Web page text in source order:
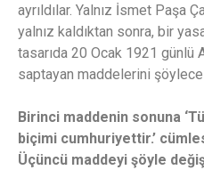
ayrıldılar. Yalnız İsmet Paşa
yalnız kaldıktan sonra, bir
tasarıda 20 Ocak 1921 günlü
saptayan maddelerini
Birinci maddenin sonuna
biçimi cumhuriyettir.’
Üçüncü maddeyi şöyle